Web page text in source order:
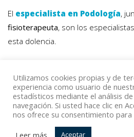
El especialista en Podología,
fisioterapeuta, son los
esta dolencia.
Volver
© Copyright Top Doctors 2020. All
Utilizamos cookies propias y de
experiencia como usuario de
estadísticos mediante el análisis
navegación. Si usted hace clic en
nos ofrece su consentimiento para
Leer más
Aceptar